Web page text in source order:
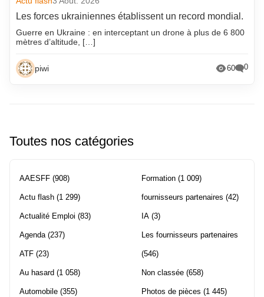
Les forces ukrainiennes établissent un record mondial.
Guerre en Ukraine : en interceptant un drone à plus de 6 800
mètres d’altitude, […]
piwi 60 0
Toutes nos catégories
AAESFF (908)
Actu flash (1 299)
Actualité Emploi (83)
Agenda(237)
ATF (23)
Au hasard (1 058)
Automobile (355)
Formation (1 009)
fournisseurs partenaires (42)
IA (3)
Les fournisseurs partenaires
(546)
Non classée (658)
Photos de pièces (1 445)